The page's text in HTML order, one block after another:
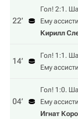
22‎’‎
Гол! 2:1.
Ему
Кирилл
14‎’‎
Гол! 1:1.
Ему
04‎’‎
Гол! 1:0.
Ему
Игнат